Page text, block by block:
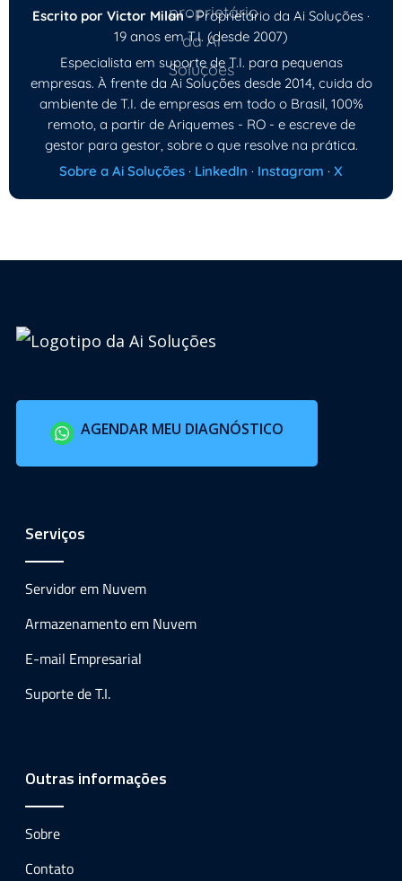
Escrito por Victor Milan- Proprietário da Ai Soluções ·
19 anos em T.I. (desde 2007)
Especialista em suporte de T.I. para pequenas
empresas. À frente da Ai Soluções desde 2014, cuida do
ambiente de T.I. de empresas em todo o Brasil, 100%
remoto, a partir de Ariquemes - RO - e escreve de
gestor para gestor, sobre o que resolve na prática.
Sobre a Ai Soluções · LinkedIn · Instagram · X
AGENDAR MEU DIAGNÓSTICO
Serviços
Servidor em Nuvem
Armazenamento em Nuvem
E-mail Empresarial
Suporte de T.I.
Outras informações
Sobre
Contato